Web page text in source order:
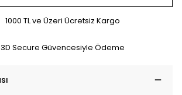
1000 TL ve Üzeri Ücretsiz Kargo
3D Secure Güvencesiyle Ödeme